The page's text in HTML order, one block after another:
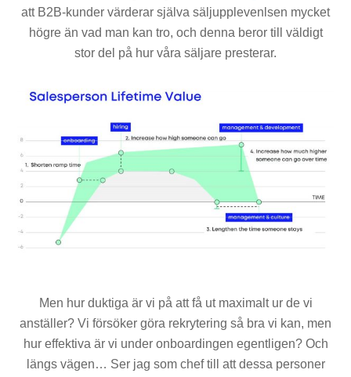
att B2B-kunder värderar själva säljupplevenlsen mycket
högre än vad man kan tro, och denna beror till väldigt
stor del på hur våra säljare presterar.
Men hur duktiga är vi på att få ut maximalt ur de vi
anställer? Vi försöker göra rekrytering så bra vi kan, men
hur effektiva är vi under onboardingen egentligen? Och
längs vägen… Ser jag som chef till att dessa personer